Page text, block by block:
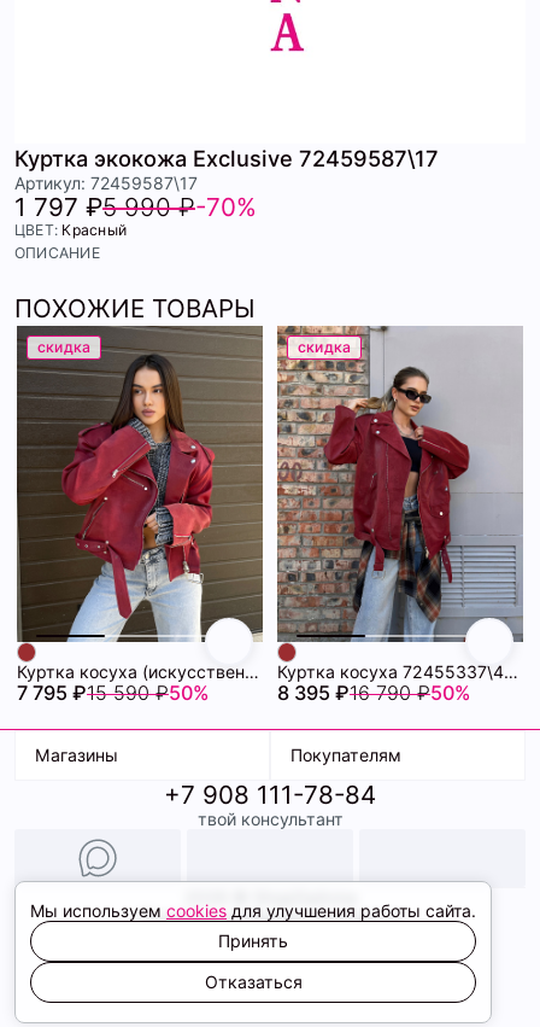
Куртка экокожа Exclusive 72459587\17
Артикул: 72459587\17
1 797 ₽5 990 ₽-70%
ЦВЕТ: Красный
ОПИСАНИЕ
ПОХОЖИЕ ТОВАРЫ
скидка
Куртка косуха (искусственная кожа) 72455340\432
7 795 ₽15 590 ₽50%
скидка
Куртка косуха 72455337\432
8 395 ₽16 790 ₽50%
Магазины
ТК Терминал
ТРК Континент
Покупателям
Доставка
Условия оплаты
Образы
+7 908 111-78-84
твой консультант
Политика конфиденциальности
Соглашение cookie
Сайт создали
Мы используем cookies для улучшения работы сайта.
Принять
Отказаться